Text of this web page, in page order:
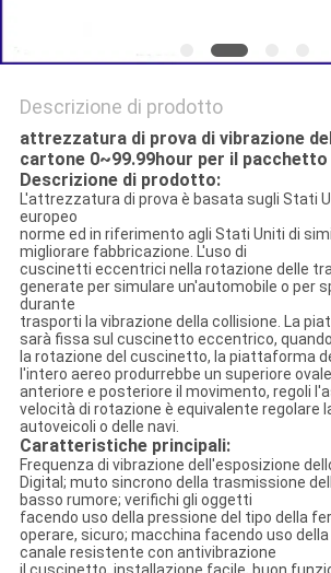
Descrizione di prodotto
attrezzatura di prova di vibrazione
cartone 0~99.99hour per il pacchetto
Descrizione di prodotto:
L'attrezzatura di prova è basata sugli Stati
europeo
norme ed in riferimento agli Stati Uniti di
migliorare fabbricazione. L'uso di
cuscinetti eccentrici nella rotazione delle
generate per simulare un'automobile o per
durante
trasporti la vibrazione della collisione. La
sarà fissa sul cuscinetto eccentrico,
la rotazione del cuscinetto, la piattaforma
l'intero aereo produrrebbe un superiore
anteriore e posteriore il movimento, regoli
velocità di rotazione è equivalente regolare
autoveicoli o delle navi.
Caratteristiche principali:
Frequenza di vibrazione dell'esposizione
Digital; muto sincrono della trasmissione
basso rumore; verifichi gli oggetti
facendo uso della pressione del tipo della
operare, sicuro; macchina facendo uso della
canale resistente con antivibrazione